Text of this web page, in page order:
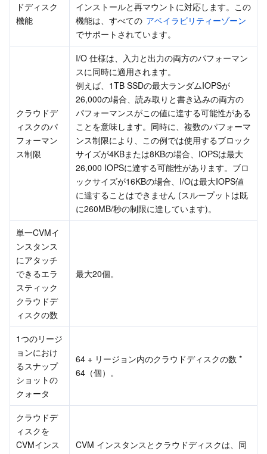
ドディスク
機能
インストールと再マウントに対応します。この
機能は、すべての アベイラビリティーゾーン
でサポートされています。
クラウドデ
ィスクのパ
フォーマン
ス制限
I/O 仕様は、入力と出力の両方のパフォーマン
スに同時に適用されます。
例えば、1TB SSDの最大ランダムIOPSが
26,000の場合、読み取りと書き込みの両方の
パフォーマンスがこの値に達する可能性がある
ことを意味します。同時に、複数のパフォーマ
ンス制限により、この例では使用するブロック
サイズが4KBまたは8KBの場合、IOPSは最大
26,000 IOPSに達する可能性があります。ブロ
ックサイズが16KBの場合、I/Oは最大IOPS値
に達することはできません (スループットは既
に260MB/秒の制限に達しています)。
単一CVMイ
ンスタンス
にアタッチ
できるエラ
スティック
クラウドデ
ィスクの数
最大20個。
1つのリージ
ョンにおけ
るスナップ
ショットの
クォータ
64 + リージョン内のクラウドディスクの数 *
64（個）。
クラウドデ
ィスクを
CVMインス
CVM インスタンスとクラウドディスクは、同